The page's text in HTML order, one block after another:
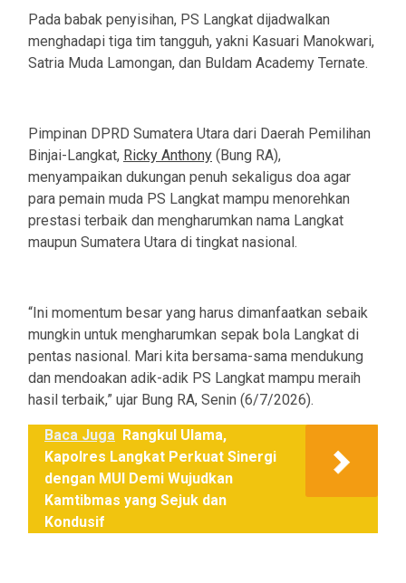
Pada babak penyisihan, PS Langkat dijadwalkan
menghadapi tiga tim tangguh, yakni Kasuari Manokwari,
Satria Muda Lamongan, dan Buldam Academy Ternate.
Pimpinan DPRD Sumatera Utara dari Daerah Pemilihan
Binjai-Langkat, Ricky Anthony (Bung RA),
menyampaikan dukungan penuh sekaligus doa agar
para pemain muda PS Langkat mampu menorehkan
prestasi terbaik dan mengharumkan nama Langkat
maupun Sumatera Utara di tingkat nasional.
“Ini momentum besar yang harus dimanfaatkan sebaik
mungkin untuk mengharumkan sepak bola Langkat di
pentas nasional. Mari kita bersama-sama mendukung
dan mendoakan adik-adik PS Langkat mampu meraih
hasil terbaik,” ujar Bung RA, Senin (6/7/2026).
Baca Juga Rangkul Ulama,
Kapolres Langkat Perkuat Sinergi
dengan MUI Demi Wujudkan
Kamtibmas yang Sejuk dan
Kondusif